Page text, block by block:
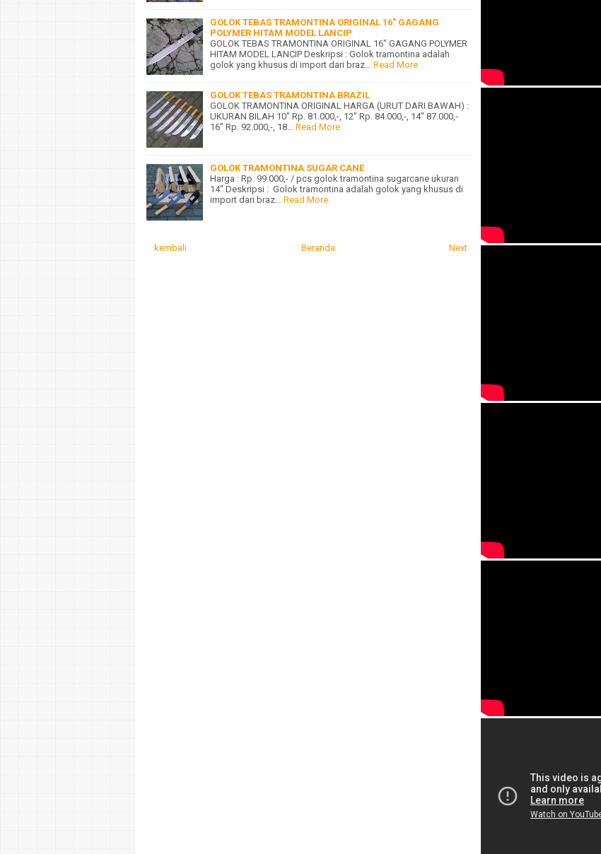
GOLOK TEBAS TRAMONTINA ORIGINAL 16" GAGANG
POLYMER HITAM MODEL LANCIP
GOLOK TEBAS TRAMONTINA ORIGINAL 16" GAGANG POLYMER
HITAM MODEL LANCIP Deskripsi : Golok tramontina adalah
golok yang khusus di import dari braz…
Read More
GOLOK TEBAS TRAMONTINA BRAZIL
GOLOK TRAMONTINA ORIGINAL HARGA (URUT DARI BAWAH) :
UKURAN BILAH 10" Rp. 81.000,-, 12" Rp. 84.000,-, 14" 87.000,-
16" Rp. 92.000,-, 18…
Read More
GOLOK TRAMONTINA SUGAR CANE
Harga : Rp. 99.000,- / pcs golok tramontina sugarcane ukuran
14" Deskripsi : Golok tramontina adalah golok yang khusus di
import dari braz…
Read More
kembali Next
Beranda